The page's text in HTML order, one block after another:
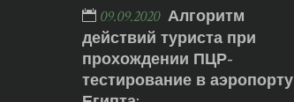
09.09.2020 Алгоритм
действий туриста при
прохождении ПЦР-
тестирование в аэропорту